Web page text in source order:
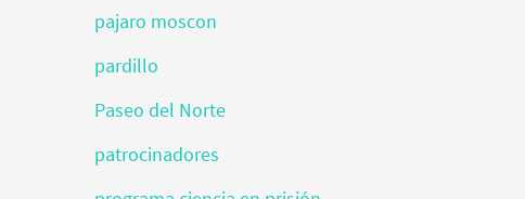
pajaro moscon
pardillo
Paseo del Norte
patrocinadores